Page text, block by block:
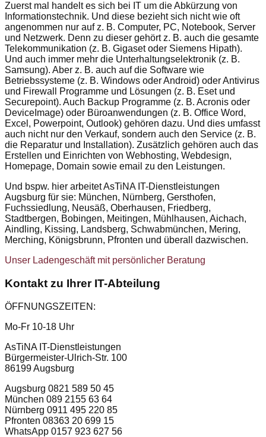
Zuerst mal handelt es sich bei IT um die Abkürzung von
Informationstechnik. Und diese bezieht sich nicht wie oft
angenommen nur auf z. B. Computer, PC, Notebook, Server
und Netzwerk. Denn zu dieser gehört z. B. auch die gesamte
Telekommunikation (z. B. Gigaset oder Siemens Hipath).
Und auch immer mehr die Unterhaltungselektronik (z. B.
Samsung). Aber z. B. auch auf die Software wie
Betriebssysteme (z. B. Windows oder Android) oder Antivirus
und Firewall Programme und Lösungen (z. B. Eset und
Securepoint). Auch Backup Programme (z. B. Acronis oder
DeviceImage) oder Büroanwendungen (z. B. Office Word,
Excel, Powerpoint, Outlook) gehören dazu. Und dies umfasst
auch nicht nur den Verkauf, sondern auch den Service (z. B.
die Reparatur und Installation). Zusätzlich gehören auch das
Erstellen und Einrichten von Webhosting, Webdesign,
Homepage, Domain sowie email zu den Leistungen.
Und bspw. hier arbeitet AsTiNA IT-Dienstleistungen
Augsburg für sie: München, Nürnberg, Gersthofen,
Fuchssiedlung, Neusäß, Oberhausen, Friedberg,
Stadtbergen, Bobingen, Meitingen, Mühlhausen, Aichach,
Aindling, Kissing, Landsberg, Schwabmünchen, Mering,
Merching, Königsbrunn, Pfronten und überall dazwischen.
Unser Ladengeschäft mit persönlicher Beratung
Kontakt zu Ihrer IT-Abteilung
ÖFFNUNGSZEITEN:
Mo-Fr 10-18 Uhr
AsTiNA IT-Dienstleistungen
Bürgermeister-Ulrich-Str. 100
86199 Augsburg
Augsburg 0821 589 50 45
München 089 2155 63 64
Nürnberg 0911 495 220 85
Pfronten 08363 20 699 15
WhatsApp 0157 923 627 56